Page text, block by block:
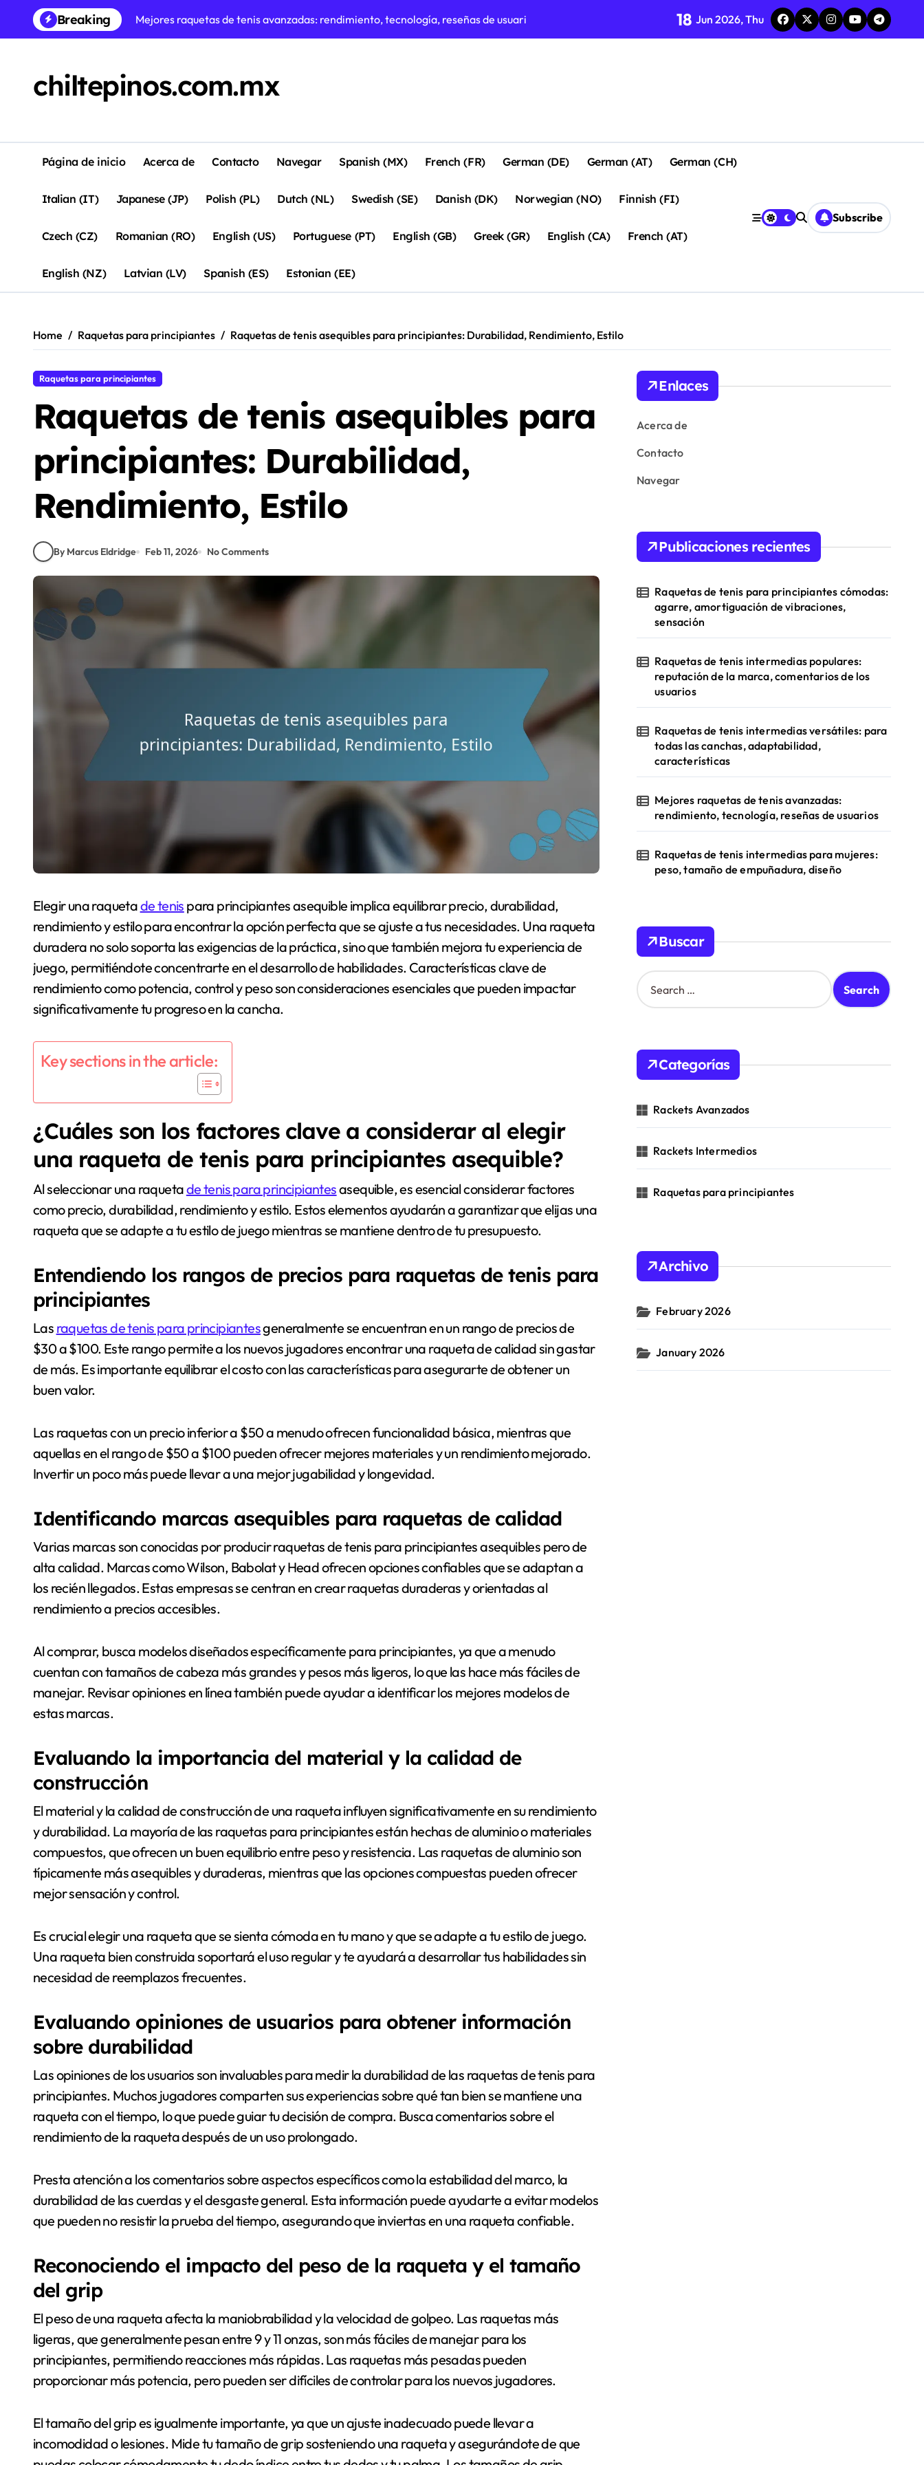
content
Breaking
Raquetas de tenis intermedias para mujeres: peso, tamaño de empuñadura, diseño
Raquetas de tenis intermedias enfocadas en el control: Precisión, Sensación, Estabilidad
Raquetas de Tenis Intermedias: Balance, Control, Efecto
Raquetas de tenis para principiantes para mujeres: diseño, peso, tamaño del agarre
Raquetas de tenis para principiantes cómodas: agarre, amortiguación de vibraciones, sensación
18 Jun 2026, Thu
chiltepinos.com.mx
Página de inicio Acerca de Contacto Navegar Spanish (MX) French (FR) German (DE) German (AT) German (CH)
Italian (IT) Japanese (JP) Polish (PL) Dutch (NL) Swedish (SE) Danish (DK) Norwegian (NO) Finnish (FI)
Czech (CZ) Romanian (RO) English (US) Portuguese (PT) English (GB) Greek (GR) English (CA) French (AT)
English (NZ) Latvian (LV) Spanish (ES) Estonian (EE)
Subscribe
Home Raquetas para principiantes Raquetas de tenis asequibles para principiantes: Durabilidad, Rendimiento, Estilo
Raquetas para principiantes
Raquetas de tenis asequibles para
principiantes: Durabilidad,
Rendimiento, Estilo
By Marcus Eldridge Feb 11, 2026 No Comments
Elegir una raquetade tenis para principiantes asequible implica equilibrar precio, durabilidad,
rendimiento y estilo para encontrar la opción perfecta que se ajuste a tus necesidades. Una raqueta
duradera no solo soporta las exigencias de la práctica, sino que también mejora tu experiencia de
juego, permitiéndote concentrarte en el desarrollo de habilidades. Características clave de
rendimiento como potencia, control y peso son consideraciones esenciales que pueden impactar
significativamente tu progreso en la cancha.
Key sections in the article:
¿Cuáles son los factores clave a considerar al elegir
una raqueta de tenis para principiantes asequible?
Al seleccionar una raquetade tenis para principiantesasequible, es esencial considerar factores
como precio, durabilidad, rendimiento y estilo. Estos elementos ayudarán a garantizar que elijas una
raqueta que se adapte a tu estilo de juego mientras se mantiene dentro de tu presupuesto.
Entendiendo los rangos de precios para raquetas de tenis para
principiantes
Las raquetas de tenis para principiantesgeneralmente se encuentran en un rango de precios de
$30 a $100. Este rango permite a los nuevos jugadores encontrar una raqueta de calidad sin gastar
de más. Es importante equilibrar el costo con las características para asegurarte de obtener un
buen valor.
Las raquetas con un precio inferior a $50 a menudo ofrecen funcionalidad básica, mientras que
aquellas en el rango de $50 a $100 pueden ofrecer mejores materiales y un rendimiento mejorado.
Invertir un poco más puede llevar a una mejor jugabilidad y longevidad.
Identificando marcas asequibles para raquetas de calidad
Varias marcas son conocidas por producir raquetas de tenis para principiantes asequibles pero de
alta calidad. Marcas como Wilson, Babolat y Head ofrecen opciones confiables que se adaptan a
los recién llegados. Estas empresas se centran en crear raquetas duraderas y orientadas al
rendimiento a precios accesibles.
Al comprar, busca modelos diseñados específicamente para principiantes, ya que a menudo
cuentan con tamaños de cabeza más grandes y pesos más ligeros, lo que las hace más fáciles de
manejar. Revisar opiniones en línea también puede ayudar a identificar los mejores modelos de
estas marcas.
Evaluando la importancia del material y la calidad de
construcción
El material y la calidad de construcción de una raqueta influyen significativamente en su rendimiento
y durabilidad. La mayoría de las raquetas para principiantes están hechas de aluminio o materiales
compuestos, que ofrecen un buen equilibrio entre peso y resistencia. Las raquetas de aluminio son
típicamente más asequibles y duraderas, mientras que las opciones compuestas pueden ofrecer
mejor sensación y control.
Es crucial elegir una raqueta que se sienta cómoda en tu mano y que se adapte a tu estilo de juego.
Una raqueta bien construida soportará el uso regular y te ayudará a desarrollar tus habilidades sin
necesidad de reemplazos frecuentes.
Evaluando opiniones de usuarios para obtener información
sobre durabilidad
Las opiniones de los usuarios son invaluables para medir la durabilidad de las raquetas de tenis para
principiantes. Muchos jugadores comparten sus experiencias sobre qué tan bien se mantiene una
raqueta con el tiempo, lo que puede guiar tu decisión de compra. Busca comentarios sobre el
rendimiento de la raqueta después de un uso prolongado.
Presta atención a los comentarios sobre aspectos específicos como la estabilidad del marco, la
durabilidad de las cuerdas y el desgaste general. Esta información puede ayudarte a evitar modelos
que pueden no resistir la prueba del tiempo, asegurando que inviertas en una raqueta confiable.
Reconociendo el impacto del peso de la raqueta y el tamaño
del grip
El peso de una raqueta afecta la maniobrabilidad y la velocidad de golpeo. Las raquetas más
ligeras, que generalmente pesan entre 9 y 11 onzas, son más fáciles de manejar para los
principiantes, permitiendo reacciones más rápidas. Las raquetas más pesadas pueden
proporcionar más potencia, pero pueden ser difíciles de controlar para los nuevos jugadores.
El tamaño del grip es igualmente importante, ya que un ajuste inadecuado puede llevar a
incomodidad o lesiones. Mide tu tamaño de grip sosteniendo una raqueta y asegurándote de que
Enlaces
Acerca de
Contacto
Navegar
Publicaciones recientes
Raquetas de tenis para principiantes cómodas:
agarre, amortiguación de vibraciones,
sensación
Raquetas de tenis intermedias populares:
reputación de la marca, comentarios de los
usuarios
Raquetas de tenis intermedias versátiles: para
todas las canchas, adaptabilidad,
características
Mejores raquetas de tenis avanzadas:
rendimiento, tecnología, reseñas de usuarios
Raquetas de tenis intermedias para mujeres:
peso, tamaño de empuñadura, diseño
Buscar
S
e
h
o
:
Categorías
Rackets Avanzados
Rackets Intermedios
Raquetas para principiantes
Archivo
February 2026
January 2026